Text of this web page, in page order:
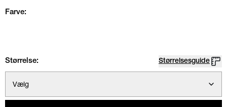
Farve:
Størrelse: Størrelsesguide
Vælg